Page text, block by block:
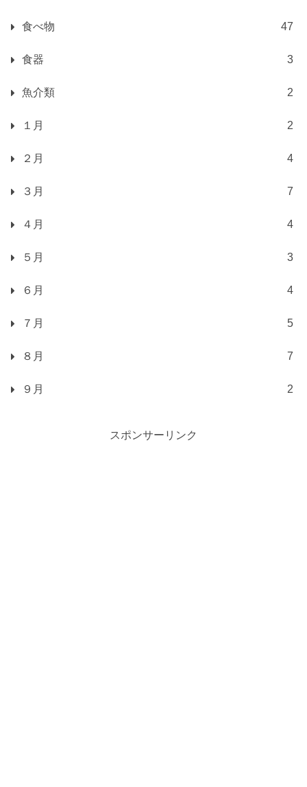
食べ物 47
食器 3
魚介類 2
１月 2
２月 4
３月 7
４月 4
５月 3
６月 4
７月 5
８月 7
９月 2
スポンサーリンク